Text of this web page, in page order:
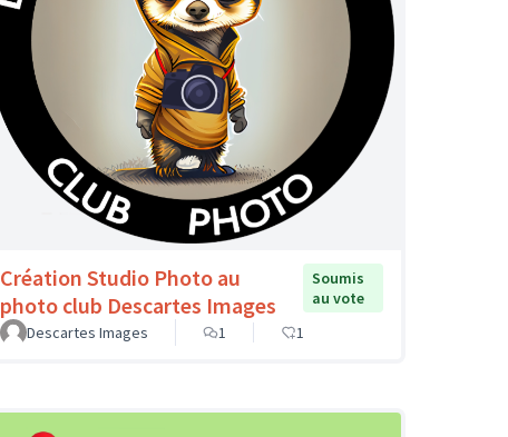
Création Studio Photo au
photo club Descartes Images
Soumis
au vote
Descartes Images
1 1